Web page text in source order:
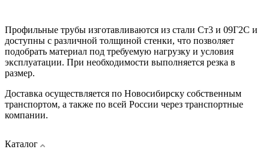
Профильные трубы изготавливаются из стали Ст3 и 09Г2С и
доступны с различной толщиной стенки, что позволяет
подобрать материал под требуемую нагрузку и условия
эксплуатации. При необходимости выполняется резка в
размер.
Доставка осуществляется по Новосибирску собственным
транспортом, а также по всей России через транспортные
компании.
Каталог